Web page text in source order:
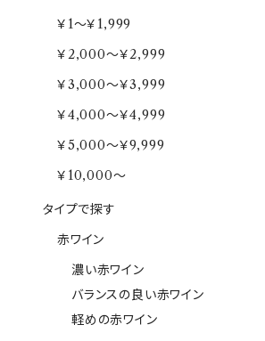
￥1～￥1,999
￥2,000～￥2,999
￥3,000～￥3,999
￥4,000～￥4,999
￥5,000～￥9,999
￥10,000～
タイプで探す
赤ワイン
濃い赤ワイン
バランスの良い赤ワイン
軽めの赤ワイン